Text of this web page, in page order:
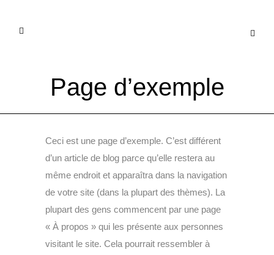
Page d’exemple
Ceci est une page d’exemple. C’est différent
d’un article de blog parce qu’elle restera au
même endroit et apparaîtra dans la navigation
de votre site (dans la plupart des thèmes). La
plupart des gens commencent par une page
« À propos » qui les présente aux personnes
visitant le site. Cela pourrait ressembler à